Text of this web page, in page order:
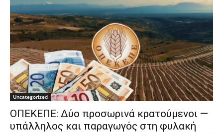
Uncategorized
ΟΠΕΚΕΠΕ: Δύο προσωρινά κρατούμενοι —
υπάλληλος και παραγωγός στη φυλακή